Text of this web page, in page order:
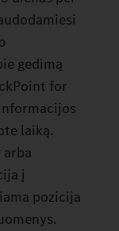
gedimą
for
laiką.
arba
į
pozicija